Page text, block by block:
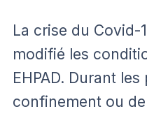
La crise du Covid-
modifié les
EHPAD. Durant
confinement ou